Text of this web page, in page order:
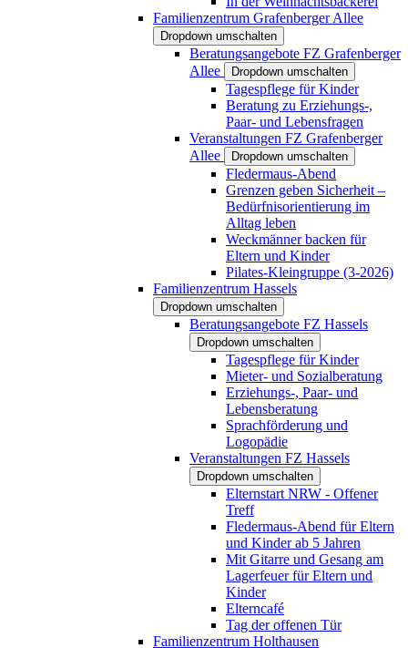
Familienzentrum Grafenberger Allee
Dropdown umschalten
Beratungsangebote FZ Grafenberger
Allee
Dropdown umschalten
Tagespflege für Kinder
Beratung zu Erziehungs-,
Paar- und Lebensfragen
Veranstaltungen FZ Grafenberger
Allee
Dropdown umschalten
Fledermaus-Abend
Grenzen geben Sicherheit –
Bedürfnisorientierung im
Alltag leben
Weckmänner backen für
Eltern und Kinder
Pilates-Kleingruppe (3-2026)
Familienzentrum Hassels
Dropdown umschalten
Beratungsangebote FZ Hassels
Dropdown umschalten
Tagespflege für Kinder
Mieter- und Sozialberatung
Erziehungs-, Paar- und
Lebensberatung
Sprachförderung und
Logopädie
Veranstaltungen FZ Hassels
Dropdown umschalten
Elternstart NRW - Offener
Treff
Fledermaus-Abend für Eltern
und Kinder ab 5 Jahren
Mit Gitarre und Gesang am
Lagerfeuer für Eltern und
Kinder
Elterncafé
Tag der offenen Tür
Familienzentrum Holthausen